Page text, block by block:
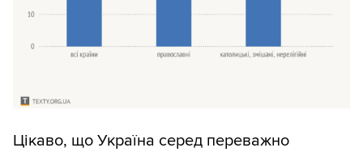
Цікаво, що Україна серед переважно